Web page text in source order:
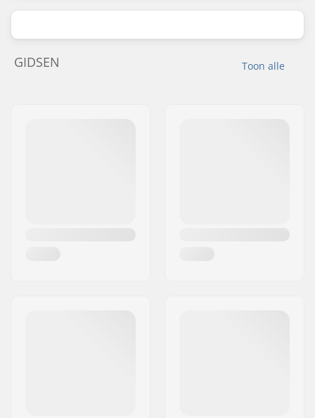
Toon alle
GIDSEN